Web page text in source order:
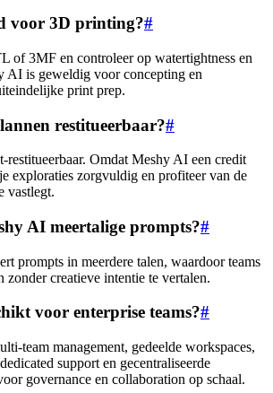
voor 3D printing?#
of 3MF en controleer op watertightness en
AI is geweldig voor concepting en
print prep.
restitueerbaar?#
restitueerbaar. Omdat Meshy AI een credit
exploraties zorgvuldig en profiteer van de
vastlegt.
AI meertalige prompts?#
prompts in meerdere talen, waardoor teams
zonder creatieve intentie te vertalen.
voor enterprise teams?#
team management, gedeelde workspaces,
support en gecentraliseerde
governance en collaboration op schaal.